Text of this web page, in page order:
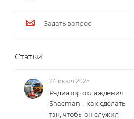
Задать вопрос
Статьи
24 июля 2025
Радиатор охлаждения
Shacman – как сделать
так, чтобы он служил